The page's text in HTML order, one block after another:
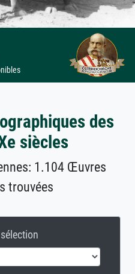
des
siècles
1.104 Œuvres
trouvées